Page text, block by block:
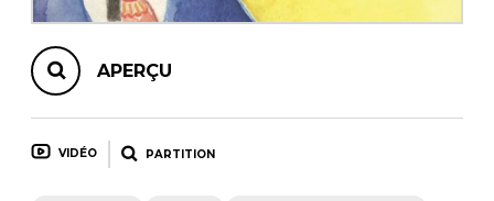
APERÇU
VIDÉO PARTITION